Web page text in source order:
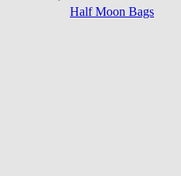
Half Moon Bags